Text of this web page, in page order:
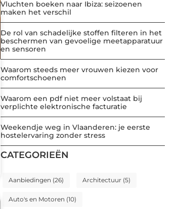
Vluchten boeken naar Ibiza: seizoenen
maken het verschil
De rol van schadelijke stoffen filteren in het
beschermen van gevoelige meetapparatuur
en sensoren
Waarom steeds meer vrouwen kiezen voor
comfortschoenen
Waarom een pdf niet meer volstaat bij
verplichte elektronische facturatie
Weekendje weg in Vlaanderen: je eerste
hostelervaring zonder stress
CATEGORIEËN
Aanbiedingen (26) Architectuur (5)
Auto's en Motoren (10)